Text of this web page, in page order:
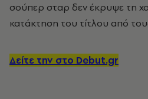
σούπερ σταρ δεν έκρυψε τη
κατάκτηση του τίτλου από
Δείτε την στο Debut.gr